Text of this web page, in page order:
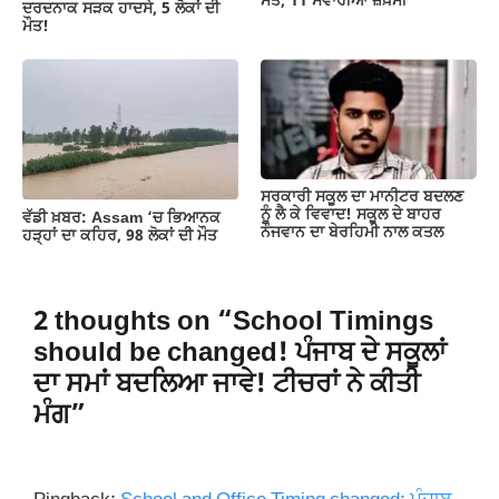
ਦਰਦਨਾਕ ਸੜਕ ਹਾਦਸੇ, 5 ਲੋਕਾਂ ਦੀ
ਮੌਤ!
ਵੱਡੀ ਖ਼ਬਰ: Assam ‘ਚ ਭਿਆਨਕ
ਹੜ੍ਹਾਂ ਦਾ ਕਹਿਰ, 98 ਲੋਕਾਂ ਦੀ ਮੌਤ
ਸਰਕਾਰੀ ਸਕੂਲ ਦਾ ਮਾਨੀਟਰ ਬਦਲਣ
ਨੂੰ ਲੈ ਕੇ ਵਿਵਾਦ! ਸਕੂਲ ਦੇ ਬਾਹਰ
ਨੌਜਵਾਨ ਦਾ ਬੇਰਹਿਮੀ ਨਾਲ ਕਤਲ
2 thoughts on “School Timings
should be changed! ਪੰਜਾਬ ਦੇ ਸਕੂਲਾਂ
ਦਾ ਸਮਾਂ ਬਦਲਿਆ ਜਾਵੇ! ਟੀਚਰਾਂ ਨੇ ਕੀਤੀ
ਮੰਗ”